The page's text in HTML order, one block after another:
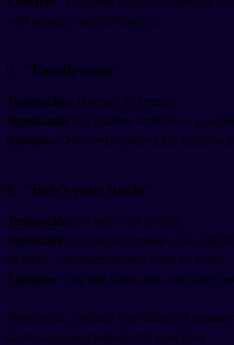
wife actually wears the pants."
7. "Family man"
Traducción: Hombre de familia.
Significado: Un hombre dedicado a su
Ejemplo: "He used to party a lot, but now
8. "Bob's your uncle"
Traducción: ¡Y listo! / ¡Y ya está!
Significado: Expresión británica que
de fácil". Literalmente sería "Bob es tu tío".
Ejemplo: "Just add water, stir, and Bob's
Pretty cool, ¿verdad? Este último es
hacer sonar muy natural si lo usas bien.